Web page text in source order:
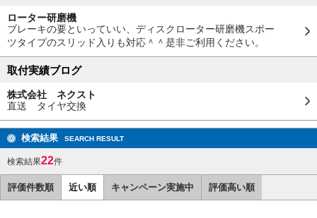
ローター研磨機
ブレーキの要といっていい、ディスクローター研磨機スポー
ツタイプのスリッド入りも対応＾＾是非ご利用ください。
取付実績ブログ
株式会社 ネクスト
直送 タイヤ交換
検索結果 SEARCH RESULT
検索結果22件
評価件数順 近い順 キャンペーン実施中 評価高い順